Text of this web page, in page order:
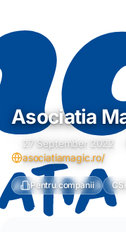
Asociatia
27 September 2022
asociatiamagic.ro/
Pentru companii